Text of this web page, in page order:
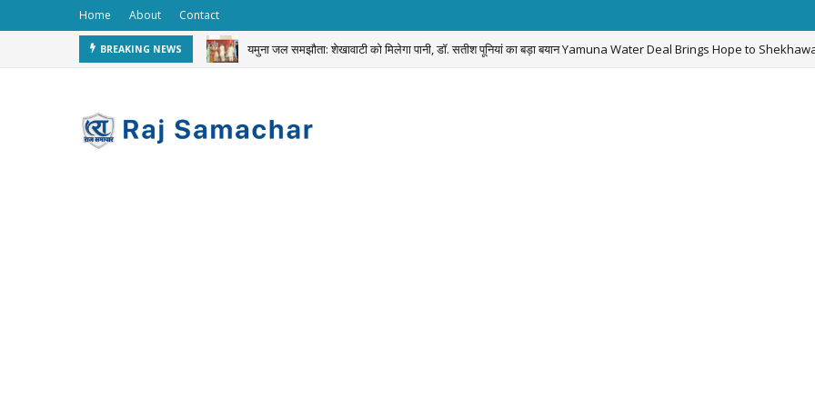
Home About Contact
BREAKING NEWS
STOLEN यमुना जल समझौता: शेखावाटी को मिलेगा पानी, डॉ. सतीश पूनियां का बड़ा बयान Yamuna Water Deal Brings Hope to